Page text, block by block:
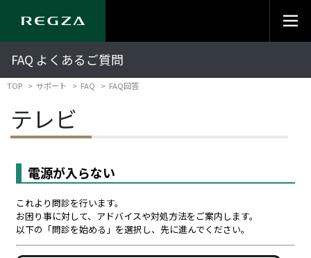
FAQ よくあるご質問
TOP サポート FAQ FAQ回答
テレビ